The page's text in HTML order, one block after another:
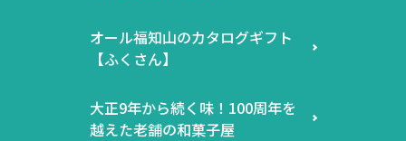
オール福知山のカタログギフト
【ふくさん】
大正9年から続く味！100周年を
越えた老舗の和菓子屋